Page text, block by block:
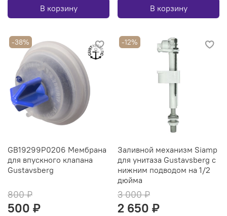
В корзину В корзину
-38%
GB19299P0206 Мембрана
для впускного клапана
Gustavsberg
800 ₽
500 ₽
-12%
Заливной механизм Siamp
для унитаза Gustavsberg с
нижним подводом на 1/2
дюйма
3 000 ₽
2 650 ₽